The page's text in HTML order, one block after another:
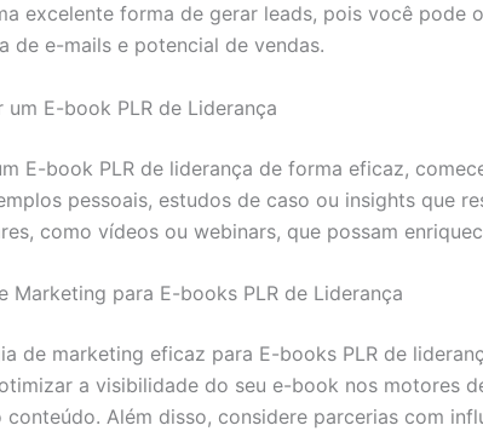
excelente forma de gerar leads, pois você
de e-mails e potencial de vendas.
E-book PLR de Liderança
E-book PLR de liderança de forma eficaz,
pessoais, estudos de caso ou insights que
como vídeos ou webinars, que possam
Marketing para E-books PLR de Liderança
de marketing eficaz para E-books PLR de
a visibilidade do seu e-book nos motores
conteúdo. Além disso, considere parcerias com